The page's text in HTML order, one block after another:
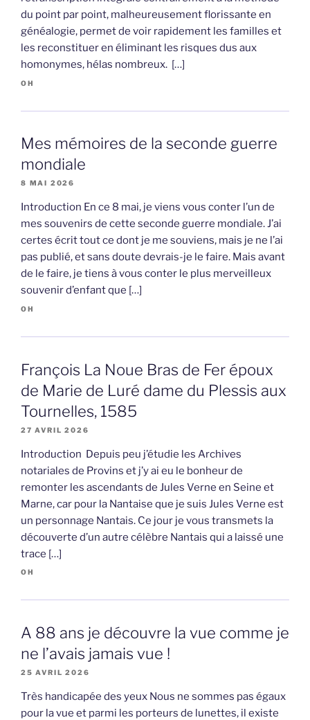
du point par point, malheureusement florissante en
généalogie, permet de voir rapidement les familles et
les reconstituer en éliminant les risques dus aux
homonymes, hélas nombreux. […]
OH
Mes mémoires de la seconde guerre
mondiale
8 MAI 2026
Introduction En ce 8 mai, je viens vous conter l’un de
mes souvenirs de cette seconde guerre mondiale. J’ai
certes écrit tout ce dont je me souviens, mais je ne l’ai
pas publié, et sans doute devrais-je le faire. Mais avant
de le faire, je tiens à vous conter le plus merveilleux
souvenir d’enfant que […]
OH
François La Noue Bras de Fer époux
de Marie de Luré dame du Plessis aux
Tournelles, 1585
27 AVRIL 2026
Introduction Depuis peu j’étudie les Archives
notariales de Provins et j’y ai eu le bonheur de
remonter les ascendants de Jules Verne en Seine et
Marne, car pour la Nantaise que je suis Jules Verne est
un personnage Nantais. Ce jour je vous transmets la
découverte d’un autre célèbre Nantais qui a laissé une
trace […]
OH
A 88 ans je découvre la vue comme je
ne l’avais jamais vue !
25 AVRIL 2026
Très handicapée des yeux Nous ne sommes pas égaux
pour la vue et parmi les porteurs de lunettes, il existe